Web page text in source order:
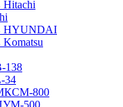
Hitachi
HYUNDAI
Komatsu
138
34
МКСМ-800
500